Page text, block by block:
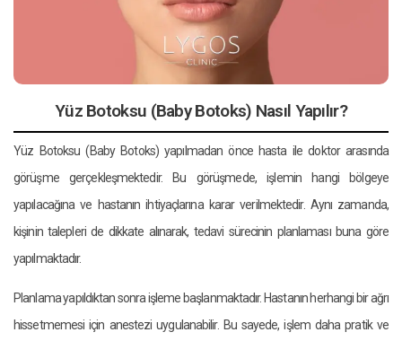
Yüz Botoksu (Baby Botoks) Nasıl Yapılır?
Yüz Botoksu (Baby Botoks) yapılmadan önce hasta ile doktor arasında
görüşme gerçekleşmektedir. Bu görüşmede, işlemin hangi bölgeye
yapılacağına ve hastanın ihtiyaçlarına karar verilmektedir. Aynı zamanda,
kişinin talepleri de dikkate alınarak, tedavi sürecinin planlaması buna göre
yapılmaktadır.
Planlama yapıldıktan sonra işleme başlanmaktadır. Hastanın herhangi bir ağrı
hissetmemesi için anestezi uygulanabilir. Bu sayede, işlem daha pratik ve